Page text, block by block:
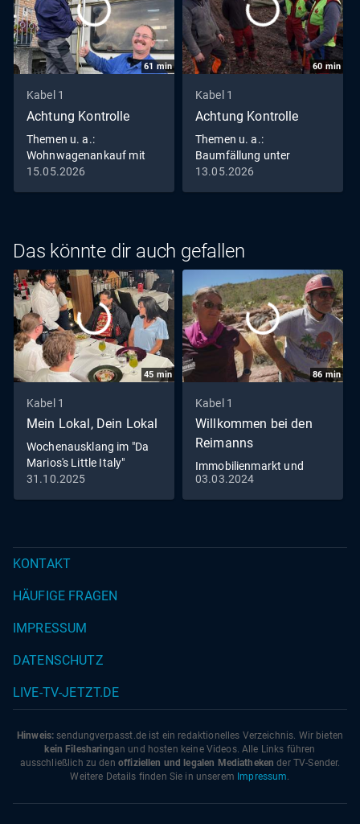
61 min
Kabel 1
Achtung Kontrolle
Themen u. a.:
Wohnwagenankauf mit
Hindernissen
15.05.2026
60 min
Kabel 1
Achtung Kontrolle
Themen u. a.:
Baumfällung unter
Hochdruck
13.05.2026
Das könnte dir auch gefallen
45 min
Kabel 1
Mein Lokal, Dein Lokal
Wochenausklang im "Da
Marios's Little Italy"
31.10.2025
86 min
Kabel 1
Willkommen bei den
Reimanns
Immobilienmarkt und
Romantik pur - Die
Reimanns erneuern ihr
03.03.2024
KONTAKT
HÄUFIGE FRAGEN
IMPRESSUM
DATENSCHUTZ
LIVE-TV-JETZT.DE
Hinweis: sendungverpasst.de ist ein redaktionelles Verzeichnis. Wir bieten
kein Filesharingan und hosten keine Videos. Alle Links führen
ausschließlich zu den offiziellen und legalen Mediatheken der TV-Sender.
Weitere Details finden Sie in unserem Impressum.